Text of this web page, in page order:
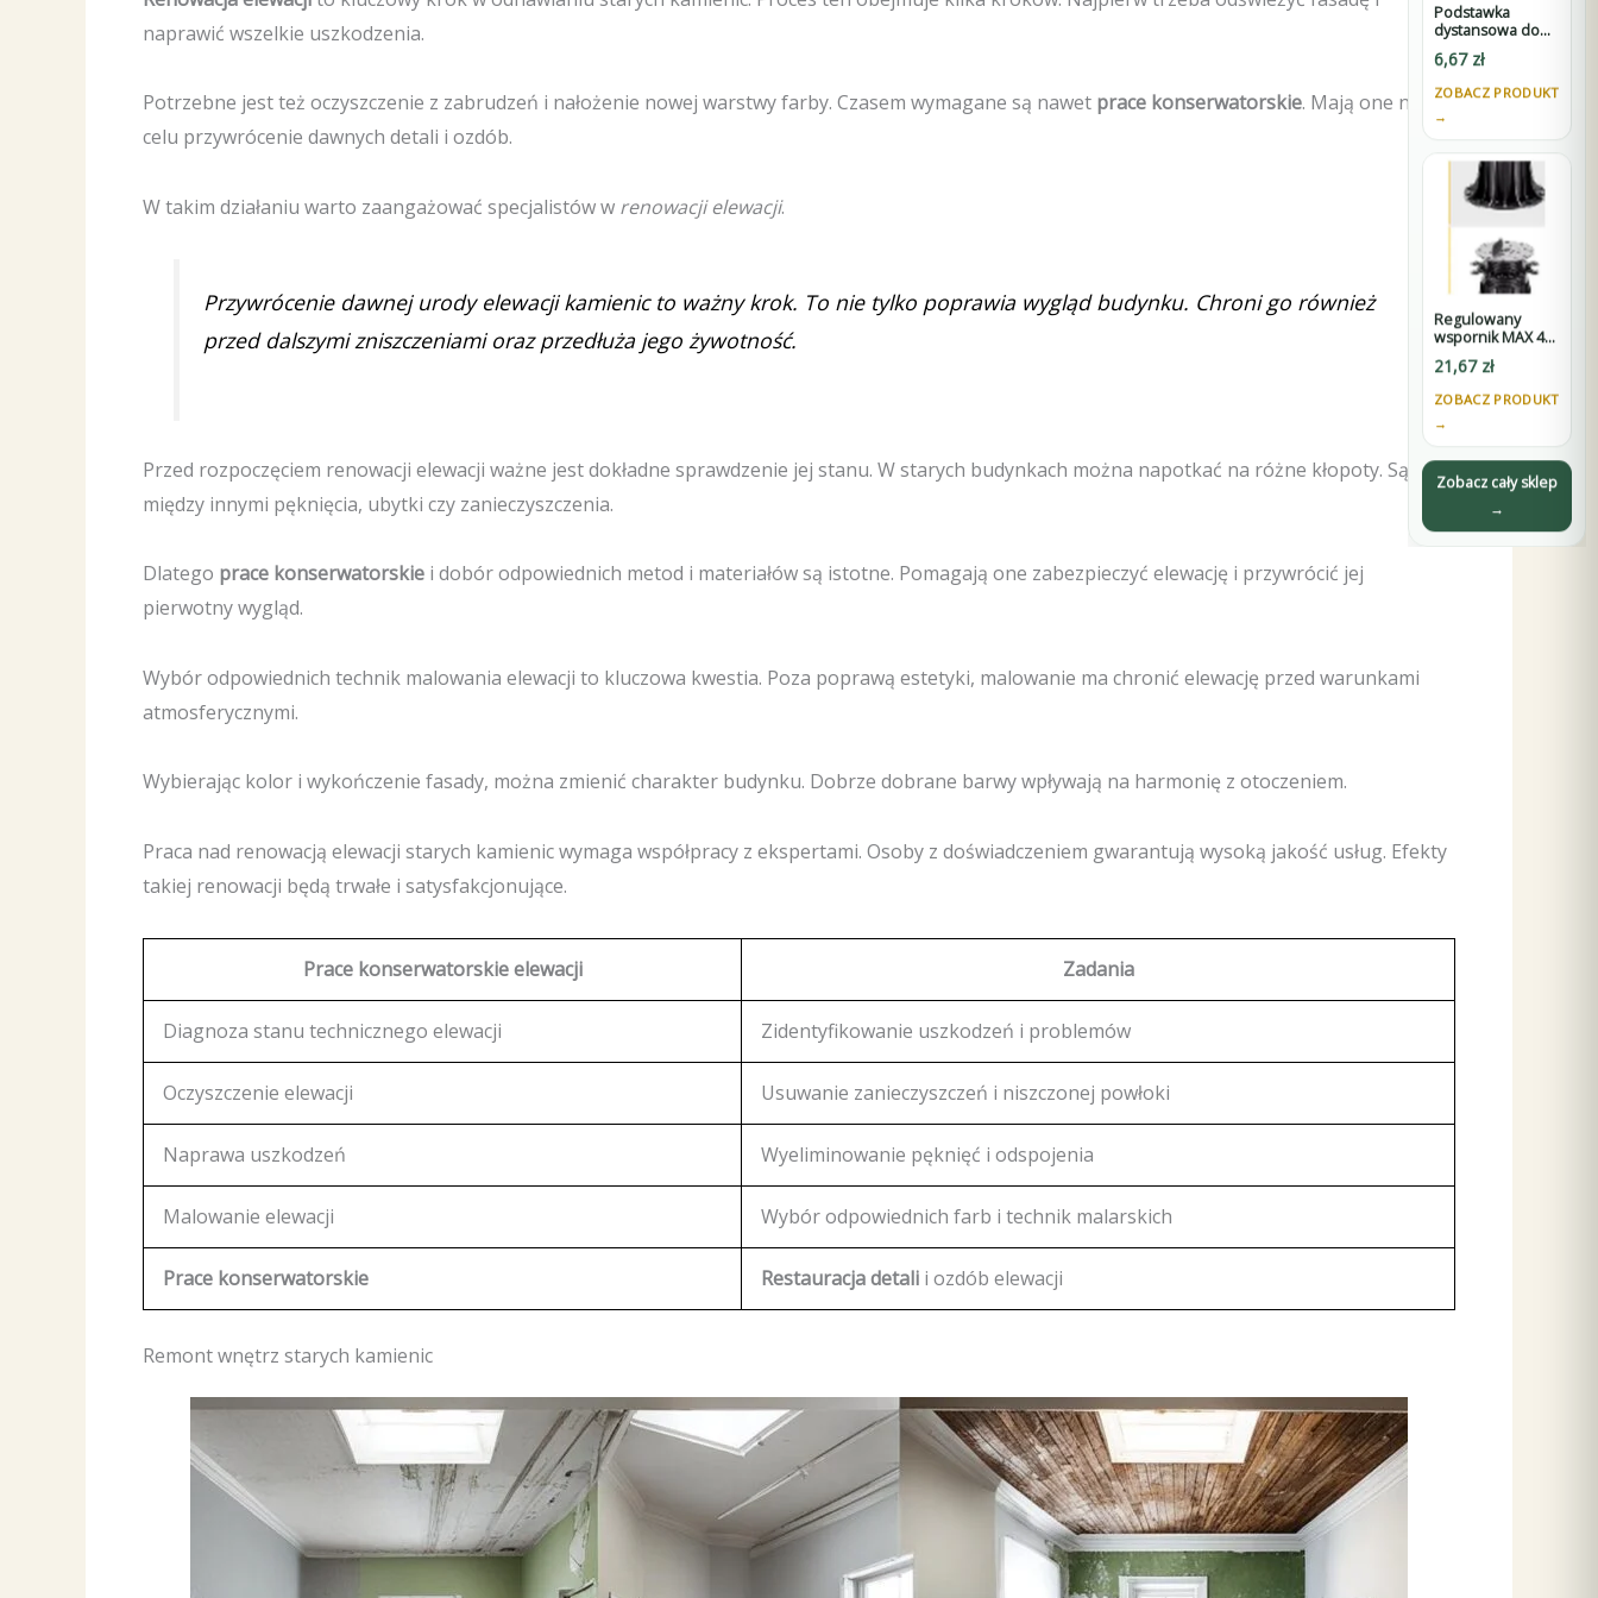
naprawić wszelkie uszkodzenia.
Potrzebne jest też oczyszczenie z zabrudzeń i nałożenie nowej warstwy farby. Czasem wymagane są nawet prace konserwatorskie. Mają one na
celu przywrócenie dawnych detali i ozdób.
W takim działaniu warto zaangażować specjalistów w renowacji elewacji.
Przywrócenie dawnej urody elewacji kamienic to ważny krok. To nie tylko poprawia wygląd budynku. Chroni go również
przed dalszymi zniszczeniami oraz przedłuża jego żywotność.
Przed rozpoczęciem renowacji elewacji ważne jest dokładne sprawdzenie jej stanu. W starych budynkach można napotkać na różne kłopoty. Są to
między innymi pęknięcia, ubytki czy zanieczyszczenia.
Dlatego prace konserwatorskie i dobór odpowiednich metod i materiałów są istotne. Pomagają one zabezpieczyć elewację i przywrócić jej
pierwotny wygląd.
Wybór odpowiednich technik malowania elewacji to kluczowa kwestia. Poza poprawą estetyki, malowanie ma chronić elewację przed warunkami
atmosferycznymi.
Wybierając kolor i wykończenie fasady, można zmienić charakter budynku. Dobrze dobrane barwy wpływają na harmonię z otoczeniem.
Praca nad renowacją elewacji starych kamienic wymaga współpracy z ekspertami. Osoby z doświadczeniem gwarantują wysoką jakość usług. Efekty
takiej renowacji będą trwałe i satysfakcjonujące.
Prace konserwatorskie elewacji Zadania
Diagnoza stanu technicznego elewacji Zidentyfikowanie uszkodzeń i problemów
Oczyszczenie elewacji Usuwanie zanieczyszczeń i niszczonej powłoki
Naprawa uszkodzeń Wyeliminowanie pęknięć i odspojenia
Malowanie elewacji Wybór odpowiednich farb i technik malarskich
Prace konserwatorskie Restauracja detali i ozdób elewacji
Remont wnętrz starych kamienic
Podstawka
dystansowa do
wsporników
SPIRAL -
wysokość 60 mm
6,67 zł
ZOBACZ PRODUKT
→
Regulowany
wspornik MAX 45-
75 mm do
tarasów
wentylowanych
pod płyty z D3
21,67 zł
ZOBACZ PRODUKT
→
Zobacz cały sklep
→